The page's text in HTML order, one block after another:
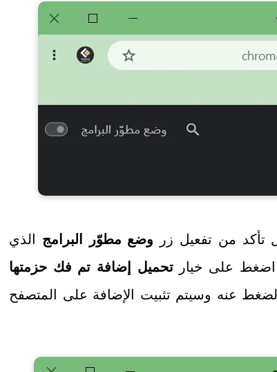
تأكد من تفعيل زر وضع مطوّر البرامج الذي
اضغط على خيارتحميل إضافة تم فك حزمتها
عنه وسيتم تثبيت الإضافة على المتصفح